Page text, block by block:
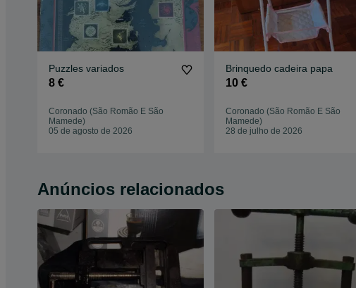
Puzzles variados
8 €
Coronado (São Romão E São
Mamede)
05 de agosto de 2026
Brinquedo cadeira papa
10 €
Coronado (São Romão E São
Mamede)
28 de julho de 2026
Anúncios relacionados